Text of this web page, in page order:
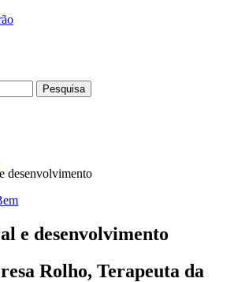
desenvolvimento
e desenvolvimento
Rolho, Terapeuta da